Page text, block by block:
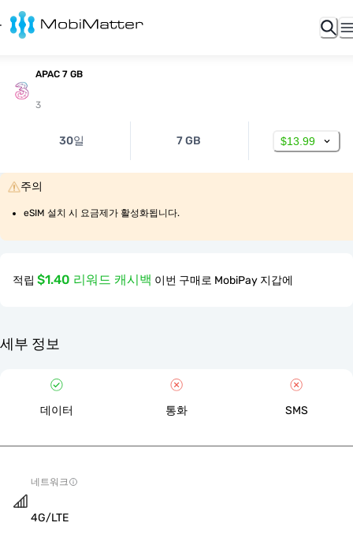
APAC 7 GB
3
30일 7 GB $13.99
주의
eSIM 설치 시 요금제가 활성화됩니다.
적립 $1.40 리워드 캐시백 이번 구매로 MobiPay 지갑에
세부 정보
데이터 통화 SMS
네트워크
4G/LTE